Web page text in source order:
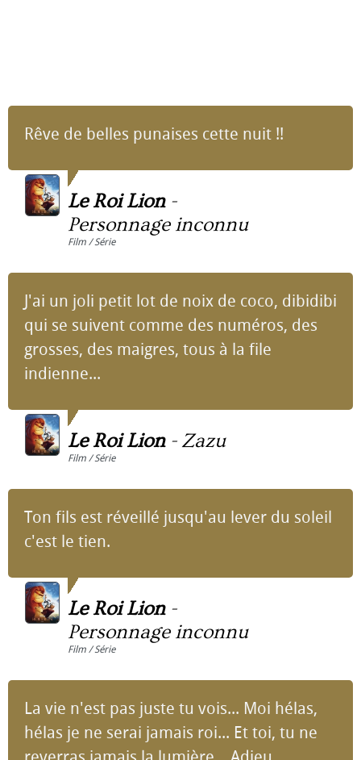
Rêve de belles punaises cette nuit !!
Le Roi Lion-
Personnage inconnu
Film / Série
J'ai un joli petit lot de noix de coco, dibidibi
qui se suivent comme des numéros, des
grosses, des maigres, tous à la file
indienne...
Le Roi Lion- Zazu
Film / Série
Ton fils est réveillé jusqu'au lever du soleil
c'est le tien.
Le Roi Lion-
Personnage inconnu
Film / Série
La vie n'est pas juste tu vois... Moi hélas,
hélas je ne serai jamais roi... Et toi, tu ne